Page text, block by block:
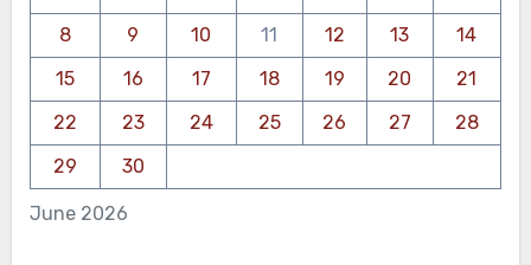
June 2026
8
9 10 11 12 13
14
15
16 17 18 19 20
21
22
23 24 25 26 27
28
29
30